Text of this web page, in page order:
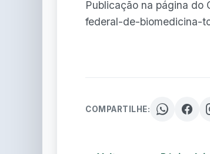
Publicação na página
federal-de-biomedicina-
COMPARTILHE: